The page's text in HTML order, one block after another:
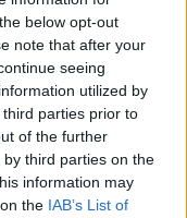
below opt-out
note that after your
seeing
utilized by
parties prior to
of the further
third parties on the
information may
the IAB’s List of
–